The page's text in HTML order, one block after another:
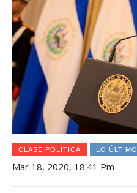
CLASE POLÍTICA LO ÚLTIMO
Mar 18, 2020, 18:41 Pm